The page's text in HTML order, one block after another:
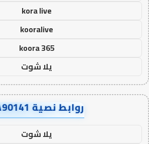
kora live
kooralive
koora 365
يلا شوت
روابط نصية AA90141
يلا شوت